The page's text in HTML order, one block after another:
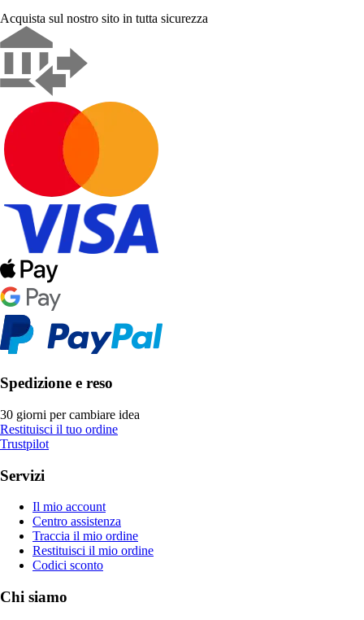
Acquista sul nostro sito in tutta sicurezza
Spedizione e reso
30 giorni per cambiare idea
Restituisci il tuo ordine
Trustpilot
Servizi
Il mio account
Centro assistenza
Traccia il mio ordine
Restituisci il mio ordine
Codici sconto
Chi siamo